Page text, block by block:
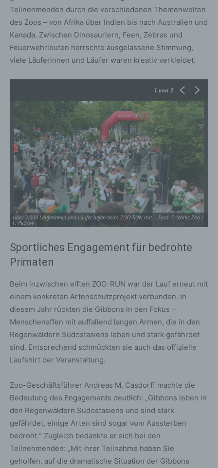
Teilnehmenden durch die verschiedenen Themenwelten
des Zoos – von Afrika über Indien bis nach Australien und
Kanada. Zwischen Dinosauriern, Feen, Zebras und
Feuerwehrleuten herrschte ausgelassene Stimmung,
viele Läuferinnen und Läufer waren kreativ verkleidet.
1 von 3
Über 2.000 Läuferinnen und Läufer liefen beim ZOO-RUN mit. - Foto: Erlebnis-Zoo /
F. Petrow
Sportliches Engagement für bedrohte
Primaten
Beim inzwischen elften ZOO-RUN war der Lauf erneut mit
einem konkreten Artenschutzprojekt verbunden. In
diesem Jahr rückten die Gibbons in den Fokus –
Menschenaffen mit auffallend langen Armen, die in den
Regenwäldern Südostasiens leben und stark gefährdet
sind. Entsprechend schmückten sie auch das offizielle
Laufshirt der Veranstaltung.
Zoo-Geschäftsführer Andreas M. Casdorff machte die
Bedeutung des Engagements deutlich: „Gibbons leben in
den Regenwäldern Südostasiens und sind stark
gefährdet, einige Arten sind sogar vom Aussterben
bedroht.“ Zugleich bedankte er sich bei den
Teilnehmenden: „Mit ihrer Teilnahme haben Sie
geholfen, auf die dramatische Situation der Gibbons